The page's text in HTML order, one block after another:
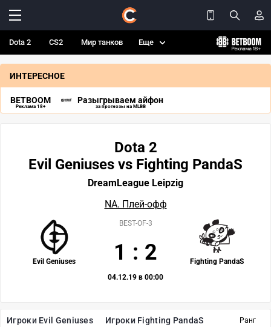
Dota 2 CS2 Мир танков Еще
ИНТЕРЕСНОЕ
BETBOOM
Реклама 18+
Разыгрываем айфон
за прогнозы на MLBB
Ранг
Игроки Evil Geniuses Игроки Fighting PandaS
Dota 2
Evil Geniuses vs Fighting PandaS
DreamLeague Leipzig
NA. Плей-офф
Evil Geniuses Fighting PandaS
BEST-OF-3
1 : 2
04.12.19 в 00:00